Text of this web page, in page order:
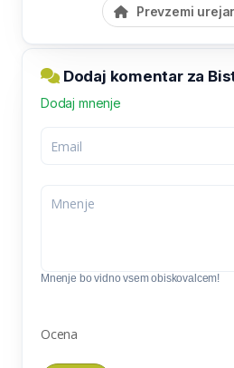
Prevzemi
Dodaj komentar za
Dodaj mnenje
Mnenje bo vidno vsem obiskovalcem!
Ocena